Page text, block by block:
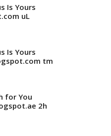
Is Yours
uL
Is Yours
tm
for You
2h